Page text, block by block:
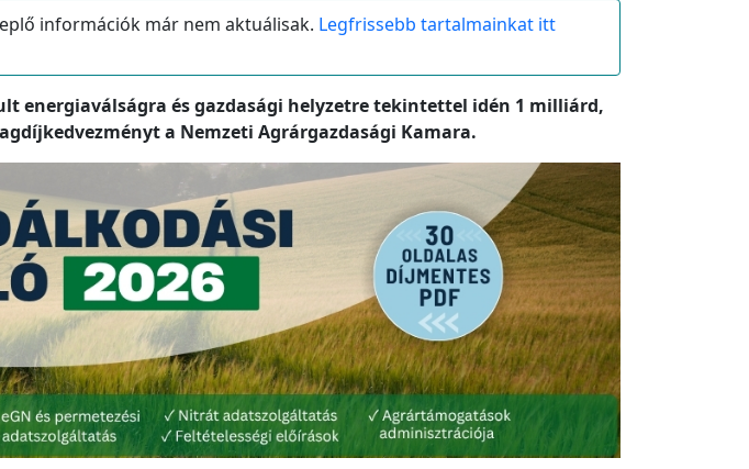
információk már nem aktuálisak. Legfrissebb tartalmainkat itt
energiaválságra és gazdasági helyzetre tekintettel idén 1 milliárd,
a Nemzeti Agrárgazdasági Kamara.